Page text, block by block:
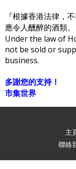
『根據香港法律，
應令人醺醉的酒類。
Under the law of
not be sold or
business.
多謝您的支持！
市集世界
主
聯絡